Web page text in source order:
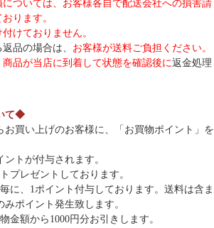
ついては、お客様各自で配送会社への損害請
ります。
けておりません。
品の場合は、 お客様が送料ご負担ください。
商品が当店に到着して状態を確認後に返金処理
いて◆
お買い上げのお客様に、「お買物ポイント」を
ントが付与されます。
トプレゼントしております。
に、1ポイント付与しております。送料は含ま
みポイント発生致します。
金額から1000円分お引きします。